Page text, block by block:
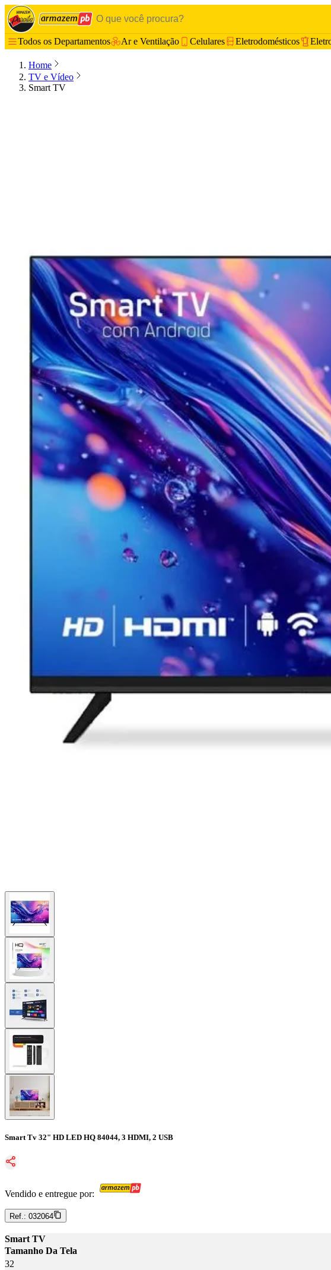
Todos os Departamentos Ar e Ventilação Celulares Eletrodomésticos
Home
TV e Vídeo
Smart TV
Smart Tv 32" HD LED HQ 84044, 3 HDMI, 2 USB
Vendido e entregue por:
Ref.: 032064
Smart TV
Tamanho Da Tela
32